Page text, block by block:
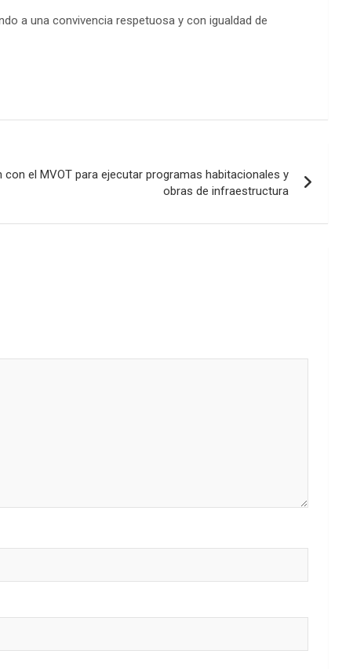
a una convivencia respetuosa y con igualdad de
con el MVOT para ejecutar programas habitacionales y
obras de infraestructura